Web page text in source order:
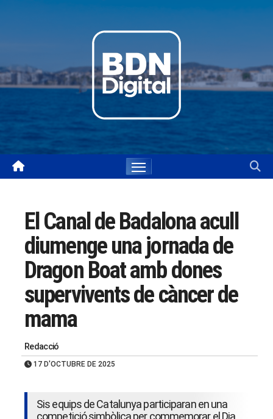
El Canal de Badalona acull
diumenge una jornada de
Dragon Boat amb dones
supervivents de càncer de
mama
Redacció
17 D'OCTUBRE DE 2025
Sis equips de Catalunya participaran en una